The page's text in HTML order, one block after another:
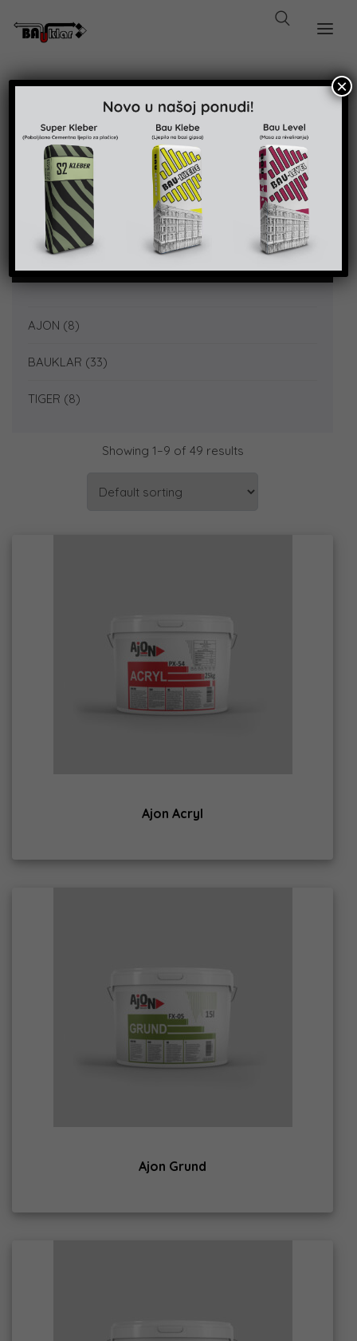
Search
Kategorije proizvoda
AJON (8)
BAUKLAR (33)
TIGER (8)
Showing 1–9 of 49 results
Ajon Acryl
Ajon Grund
×